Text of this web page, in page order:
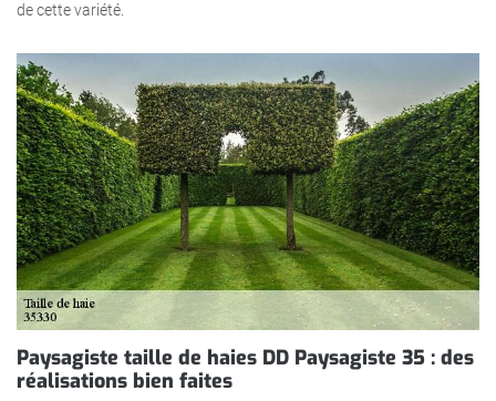
de cette variété.
Paysagiste taille de haies DD Paysagiste 35 : des
réalisations bien faites